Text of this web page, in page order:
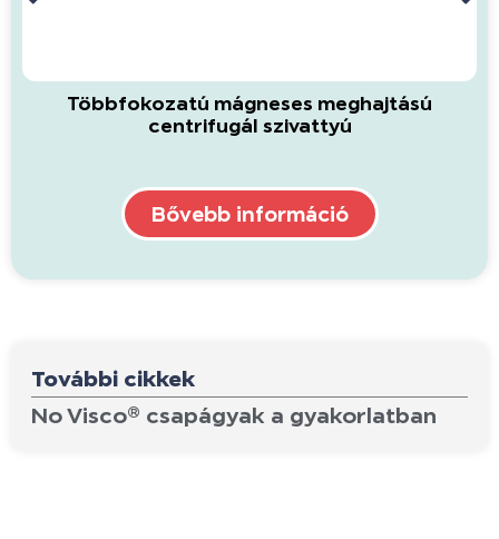
Többfokozatú mágneses meghajtású
centrifugál szivattyú
Bővebb információ
További cikkek
No Visco® csapágyak a gyakorlatban